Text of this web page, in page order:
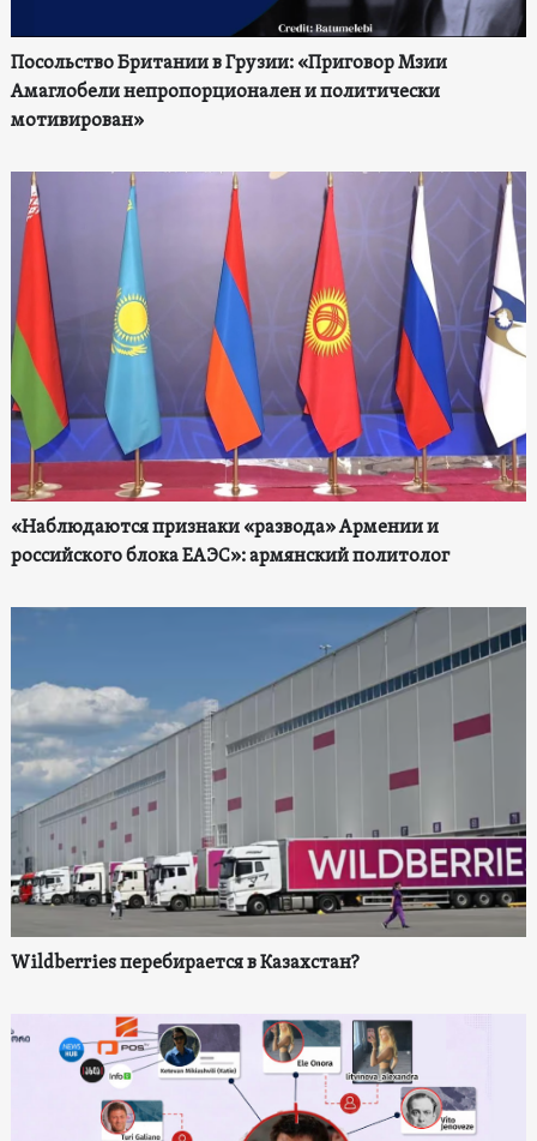
Посольство Британии в Грузии: «Приговор Мзии
Амаглобели непропорционален и политически
мотивирован»
«Наблюдаются признаки «развода» Армении и
российского блока ЕАЭС»: армянский политолог
Wildberries перебирается в Казахстан?